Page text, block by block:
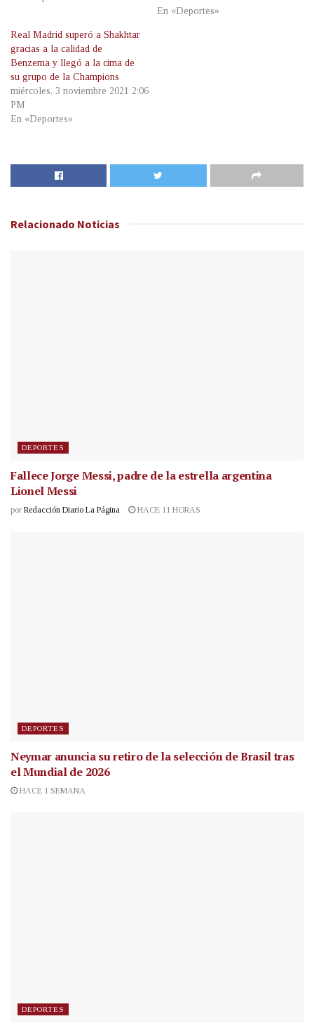
En «Deportes»
Real Madrid superó a Shakhtar
gracias a la calidad de
Benzema y llegó a la cima de
su grupo de la Champions
miércoles, 3 noviembre 2021 2:06
PM
En «Deportes»
Relacionado Noticias
DEPORTES
Fallece Jorge Messi, padre de la estrella argentina
Lionel Messi
por Redacción Diario La Página HACE 11 HORAS
DEPORTES
Neymar anuncia su retiro de la selección de Brasil tras
el Mundial de 2026
HACE 1 SEMANA
DEPORTES